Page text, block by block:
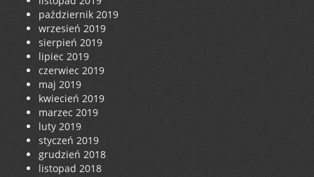
październik 2019
wrzesień 2019
sierpień 2019
lipiec 2019
czerwiec 2019
maj 2019
kwiecień 2019
marzec 2019
luty 2019
styczeń 2019
grudzień 2018
listopad 2018